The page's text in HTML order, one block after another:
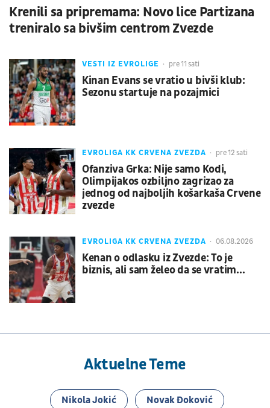
Krenili sa pripremama: Novo lice Partizana
treniralo sa bivšim centrom Zvezde
VESTI IZ EVROLIGE pre 11 sati
Kinan Evans se vratio u bivši klub:
Sezonu startuje na pozajmici
EVROLIGA KK CRVENA ZVEZDA pre 12 sati
Ofanziva Grka: Nije samo Kodi,
Olimpijakos ozbiljno zagrizao za
jednog od najboljih košarkaša Crvene
zvezde
EVROLIGA KK CRVENA ZVEZDA 06.08.2026
Kenan o odlasku iz Zvezde: To je
biznis, ali sam želeo da se vratim...
Aktuelne Teme
Nikola Jokić Novak Đoković